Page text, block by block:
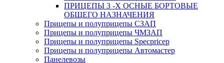
ПРИЦЕПЫ 3 -Х ОСНЫЕ БОРТОВЫЕ
ОБЩЕГО НАЗНАЧЕНИЯ
Прицепы и полуприцепы СЗАП
Прицепы и полуприцепы ЧМЗАП
Прицепы и полуприцепы Specpricep
Прицепы и полуприцепы Автомастер
Панелевозы